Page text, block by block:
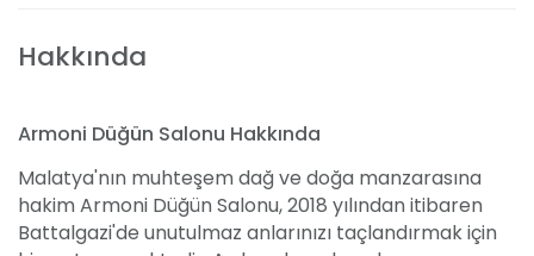
Hakkında
Armoni Düğün Salonu Hakkında
Malatya'nın muhteşem dağ ve doğa manzarasına
hakim Armoni Düğün Salonu, 2018 yılından itibaren
Battalgazi'de unutulmaz anlarınızı taçlandırmak için